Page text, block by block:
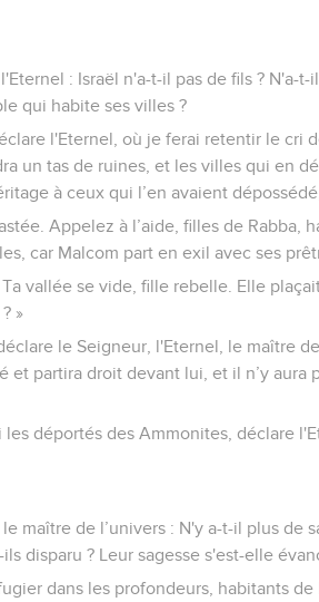
: Israël n'a-t-il pas de fils ? N'a-
qui habite ses villes ?
l'Eternel, où je ferai retentir le cri
un tas de ruines, et les villes qui en
à ceux qui l’en avaient
Appelez à l’aide, filles de Rabba,
car Malcom part en exil avec ses
vallée se vide, fille rebelle. Elle
»
le Seigneur, l'Eternel, le maître
et partira droit devant lui, et il n’y aura
déportés des Ammonites, déclare
maître de l’univers : N'y a-t-il plus de
disparu ? Leur sagesse s'est-elle
dans les profondeurs, habitants